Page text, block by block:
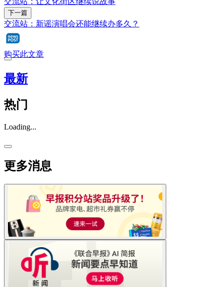
下一篇
交流站：新谣演唱会还能继续办多久？
购买此文章
最新
热门
Loading...
更多消息